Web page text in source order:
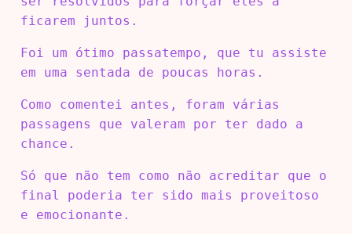
ficarem juntos.
Foi um ótimo passatempo, que tu assiste
em uma sentada de poucas horas.
Como comentei antes, foram várias
passagens que valeram por ter dado a
chance.
Só que não tem como não acreditar que o
final poderia ter sido mais proveitoso
e emocionante.